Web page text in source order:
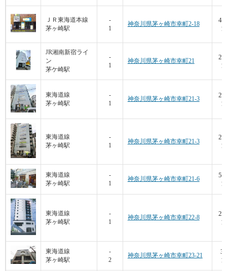
ＪＲ東海道本線
茅ヶ崎駅
-
1
神奈川県茅ヶ崎市幸町2-18
JR湘南新宿ライ
ン
茅ケ崎駅
-
1
神奈川県茅ヶ崎市幸町21
東海道線
茅ヶ崎駅
-
1
神奈川県茅ヶ崎市幸町21-3
東海道線
茅ヶ崎駅
-
1
神奈川県茅ヶ崎市幸町21-3
東海道線
茅ヶ崎駅
-
1
神奈川県茅ヶ崎市幸町21-6
東海道線
茅ヶ崎駅
-
1
神奈川県茅ヶ崎市幸町22-8
東海道線
茅ヶ崎駅
-
2
神奈川県茅ヶ崎市幸町23-21